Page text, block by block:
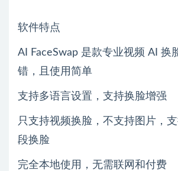
软件特点
AI FaceSwap 是款专业视频 AI 换
错，且使用简单
支持多语言设置，支持换脸增强
只支持视频换脸，不支持图片，
段换脸
完全本地使用，无需联网和付费